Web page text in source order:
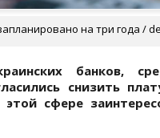
на три года /
банков,
снизить
этой сфере